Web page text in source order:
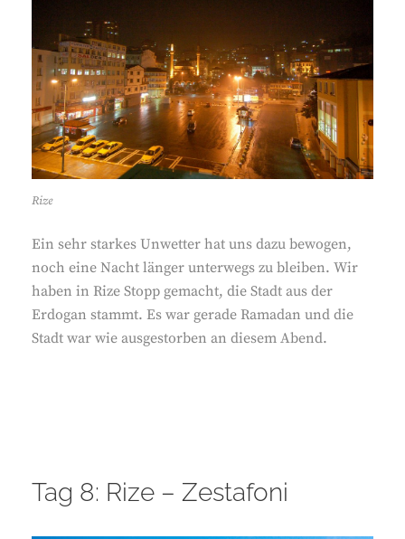
Rize
Ein sehr starkes Unwetter hat uns dazu bewogen,
noch eine Nacht länger unterwegs zu bleiben. Wir
haben in Rize Stopp gemacht, die Stadt aus der
Erdogan stammt. Es war gerade Ramadan und die
Stadt war wie ausgestorben an diesem Abend.
Tag 8: Rize – Zestafoni